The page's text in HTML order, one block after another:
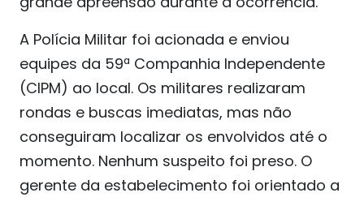
A Polícia Militar foi acionada e enviou
equipes da 59ª Companhia Independente
(CIPM) ao local. Os militares realizaram
rondas e buscas imediatas, mas não
conseguiram localizar os envolvidos até o
momento. Nenhum suspeito foi preso. O
gerente da estabelecimento foi orientado a